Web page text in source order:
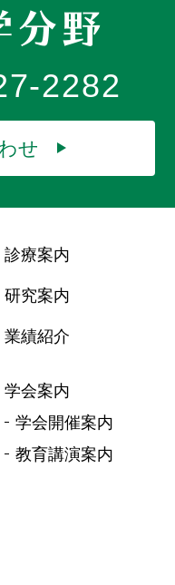
2282
せ
診療案内
研究案内
業績紹介
学会案内
学会開催案内
教育講演案内